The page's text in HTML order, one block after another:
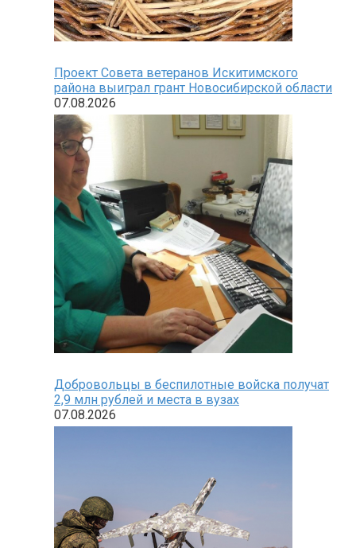
Проект Совета ветеранов Искитимского
района выиграл грант Новосибирской области
07.08.2026
Добровольцы в беспилотные войска получат
2,9 млн рублей и места в вузах
07.08.2026